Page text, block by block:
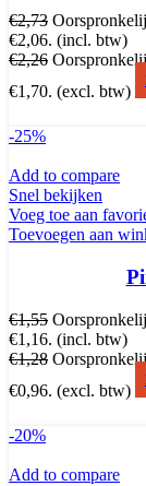
€2,73
€2,06. (incl. btw)
€2,26
€1,70. (excl. btw)
-25%
Add to compare
Snel bekijken
Voeg toe aan
Toevoegen aan
€1,55
€1,16. (incl. btw)
€1,28
€0,96. (excl. btw)
-20%
Add to compare